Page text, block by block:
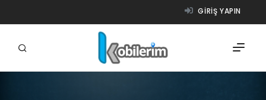
GIRIŞ YAPIN